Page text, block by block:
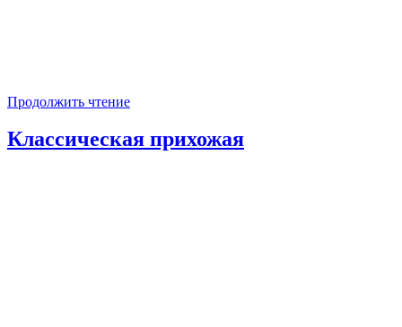
Продолжить чтение
Классическая прихожая